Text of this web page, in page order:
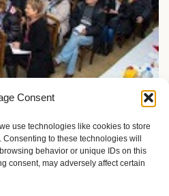
Consent
use technologies like cookies to store
to these technologies will
behavior or unique IDs on this
consent, may adversely affect certain
koja razbija sve predrasude